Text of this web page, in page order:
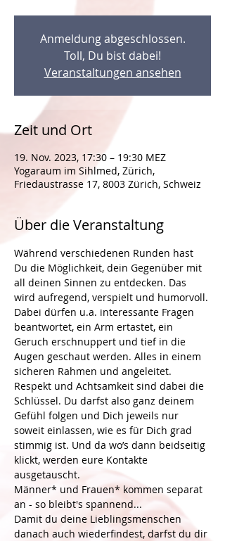
Anmeldung abgeschlossen.
Toll, Du bist dabei!
Veranstaltungen ansehen
Zeit und Ort
19. Nov. 2023, 17:30 – 19:30 MEZ
Yogaraum im Sihlmed, Zürich,
Friedaustrasse 17, 8003 Zürich, Schweiz
Über die Veranstaltung
Während verschiedenen Runden hast
Du die Möglichkeit, dein Gegenüber mit
all deinen Sinnen zu entdecken. Das
wird aufregend, verspielt und humorvoll.
Dabei dürfen u.a. interessante Fragen
beantwortet, ein Arm ertastet, ein
Geruch erschnuppert und tief in die
Augen geschaut werden. Alles in einem
sicheren Rahmen und angeleitet.
Respekt und Achtsamkeit sind dabei die
Schlüssel. Du darfst also ganz deinem
Gefühl folgen und Dich jeweils nur
soweit einlassen, wie es für Dich grad
stimmig ist. Und da wo’s dann beidseitig
klickt, werden eure Kontakte
ausgetauscht.
Männer* und Frauen* kommen separat
an - so bleibt's spannend...
Damit du deine Lieblingsmenschen
danach auch wiederfindest, darfst du dir